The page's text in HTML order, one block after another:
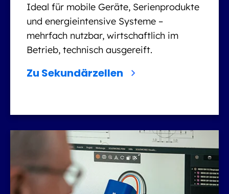
Ideal für mobile Geräte, Serienprodukte
und energieintensive Systeme –
mehrfach nutzbar, wirtschaftlich im
Betrieb, technisch ausgereift.
Zu Sekundärzellen